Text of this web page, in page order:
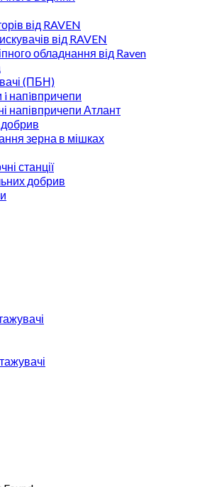
від RAVEN
від RAVEN
обладнання від Raven
(ПБН)
i напiвпричепи
напівпричепи Атлант
зерна в мішках
станції
добрив